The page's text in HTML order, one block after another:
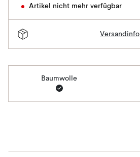
Artikel nicht mehr verfügbar
Versandinfo
Baumwolle